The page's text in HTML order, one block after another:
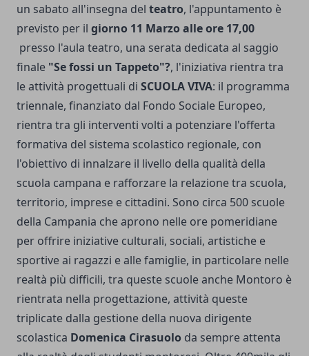
un sabato all'insegna del teatro, l'appuntamento è
previsto per il giorno 11 Marzo alle ore 17,00
presso l'aula teatro, una serata dedicata al saggio
finale "Se fossi un Tappeto"?, l'iniziativa rientra tra
le attività progettuali di SCUOLA VIVA: il programma
triennale, finanziato dal Fondo Sociale Europeo,
rientra tra gli interventi volti a potenziare l'offerta
formativa del sistema scolastico regionale, con
l'obiettivo di innalzare il livello della qualità della
scuola campana e rafforzare la relazione tra scuola,
territorio, imprese e cittadini. Sono circa 500 scuole
della Campania che aprono nelle ore pomeridiane
per offrire iniziative culturali, sociali, artistiche e
sportive ai ragazzi e alle famiglie, in particolare nelle
realtà più difficili, tra queste scuole anche Montoro è
rientrata nella progettazione, attività queste
triplicate dalla gestione della nuova dirigente
scolastica Domenica Cirasuolo da sempre attenta